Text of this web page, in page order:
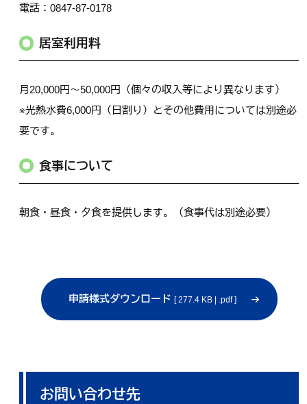
電話：0847-87-0178
居室利用料
月20,000円～50,000円（個々の収入等により異なります）
※光熱水費6,000円（日割り）とその他費用については別途必
要です。
食事について
朝食・昼食・夕食を提供します。（食事代は別途必要）
申請様式ダウンロード [ 277.4 KB | .pdf ]
お問い合わせ先